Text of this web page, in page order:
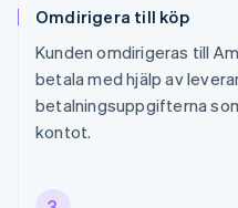
Omdirigera till köp
Kunden omdirigeras till
betala med hjälp av
betalningsuppgifterna
kontot.